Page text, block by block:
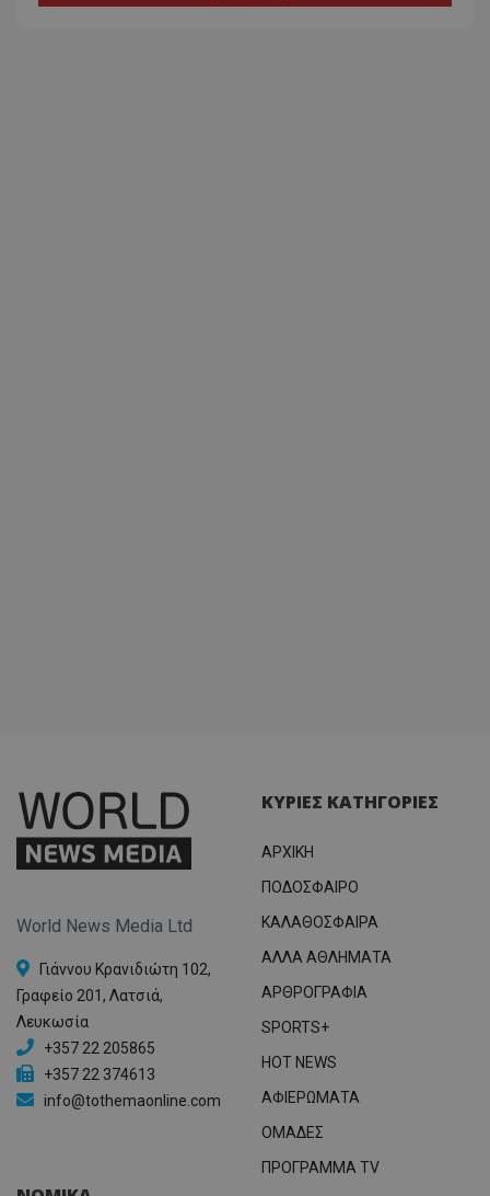
World News Media Ltd
Γιάννου Κρανιδιώτη 102,
Γραφείο 201, Λατσιά,
Λευκωσία
+357 22 205865
+357 22 374613
info@tothemaonline.com
ΚΥΡΙΕΣ ΚΑΤΗΓΟΡΙΕΣ
ΑΡΧΙΚΗ
ΠΟΔΟΣΦΑΙΡΟ
ΚΑΛΑΘΟΣΦΑΙΡΑ
ΑΛΛΑ ΑΘΛΗΜΑΤΑ
ΑΡΘΡΟΓΡΑΦΙΑ
SPORTS+
HOT NEWS
ΑΦΙΕΡΩΜΑΤΑ
ΟΜΑΔΕΣ
ΠΡΟΓΡΑΜΜΑ TV